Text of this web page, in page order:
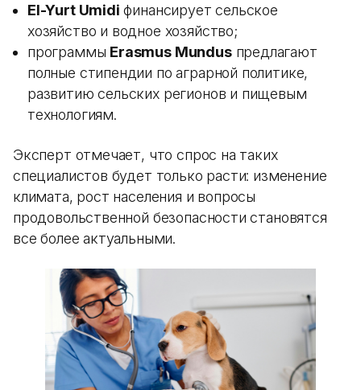
El-Yurt Umidi финансирует сельское
хозяйство и водное хозяйство;
программы Erasmus Mundusпредлагают
полные стипендии по аграрной политике,
развитию сельских регионов и пищевым
технологиям.
Эксперт отмечает, что спрос на таких
специалистов будет только расти: изменение
климата, рост населения и вопросы
продовольственной безопасности становятся
все более актуальными.